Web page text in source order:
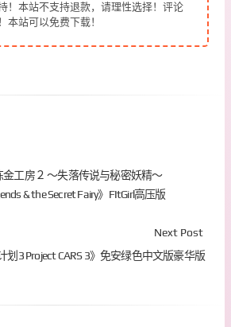
！本站不支持退款，请理性选择！评论
本站可以免费下载！
金工房２ ～失落传说与秘密妖精～
& the Secret Fairy》FItGirl高压版
Next Post
划3 Project CARS 3》免安绿色中文版豪华版